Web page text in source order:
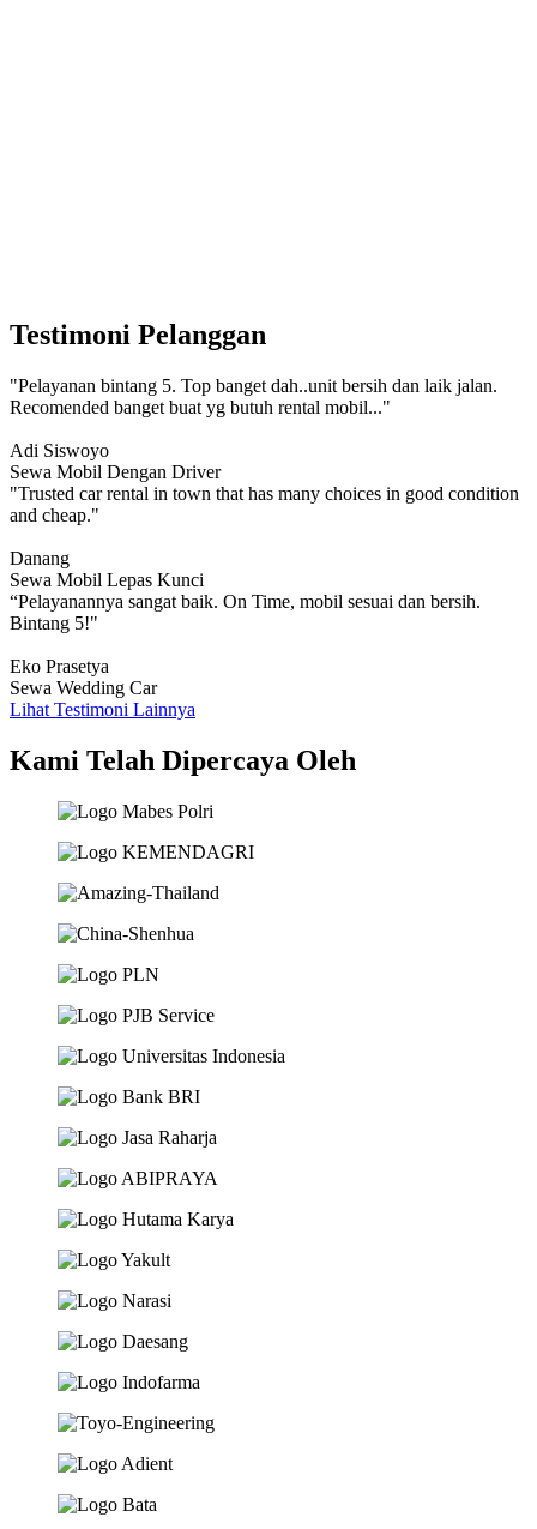
Testimoni Pelanggan
"Pelayanan bintang 5. Top banget dah..unit bersih dan laik jalan.
Recomended banget buat yg butuh rental mobil..."
Adi Siswoyo
Sewa Mobil Dengan Driver
"Trusted car rental in town that has many choices in good condition
and cheap."
Danang
Sewa Mobil Lepas Kunci
“Pelayanannya sangat baik. On Time, mobil sesuai dan bersih.
Bintang 5!"
Eko Prasetya
Sewa Wedding Car
Lihat Testimoni Lainnya
Kami Telah Dipercaya Oleh